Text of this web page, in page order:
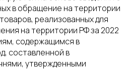
в обращение на территории
реализованных для
на территории РФ за 2022
содержащимся в
составленной в
утвержденными